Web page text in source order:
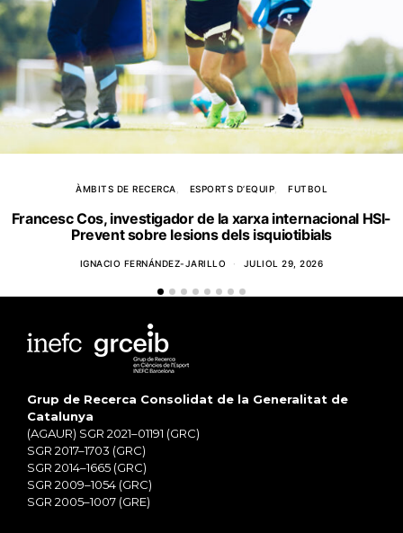
ÀMBITS DE RECERCA ESPORTS D’EQUIP FUTBOL
Francesc Cos, investigador de la xarxa internacional HSI-
Prevent sobre lesions dels isquiotibials
IGNACIO FERNÁNDEZ-JARILLO JULIOL 29, 2026
Grup de Recerca Consolidat de la Generalitat de
Catalunya
(AGAUR) SGR 2021–01191 (GRC)
SGR 2017–1703 (GRC)
SGR 2014–1665 (GRC)
SGR 2009–1054 (GRC)
SGR 2005–1007 (GRE)